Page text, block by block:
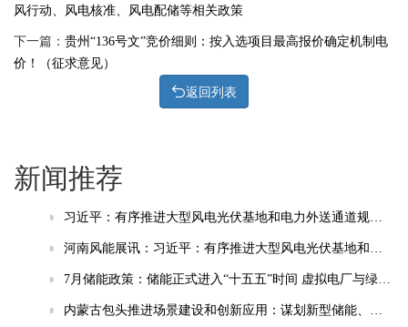
风行动、风电核准、风电配储等相关政策
下一篇： 贵州“136号文”竞价细则：按入选项目最高报价确定机制电
价！（征求意见）
返回列表
新闻推荐
习近平：有序推进大型风电光伏基地和电力外送通道规划建设，加快重点行业清洁能源替代
河南风能展讯：习近平：有序推进大型风电光伏基地和电力外送通道规划建设，加快重点行业清洁能源替代
7月储能政策：储能正式进入“十五五”时间 虚拟电厂与绿电直连成热点
内蒙古包头推进场景建设和创新应用：谋划新型储能、智能电网等相关场景